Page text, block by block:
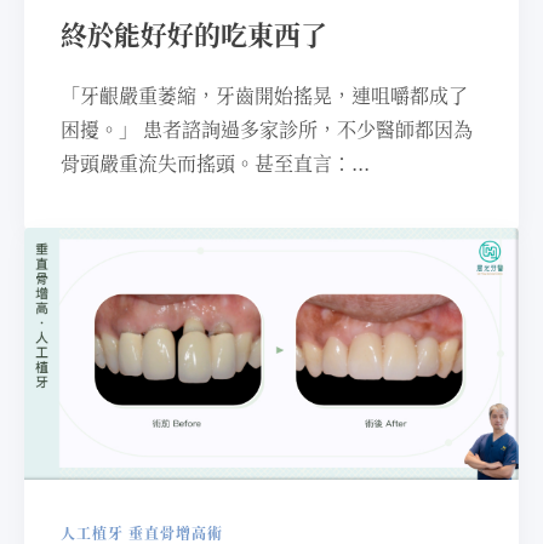
終於能好好的吃東西了
「牙齦嚴重萎縮，牙齒開始搖晃，連咀嚼都成了
困擾。」 患者諮詢過多家診所，不少醫師都因為
骨頭嚴重流失而搖頭。甚至直言：...
人工植牙 垂直骨增高術